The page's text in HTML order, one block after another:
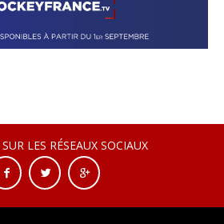
LES RÉSEAUX SOCIAUX